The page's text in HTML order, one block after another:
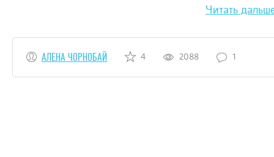
Читать
АЛЕНА ЧОРНОБАЙ 4 2088 1